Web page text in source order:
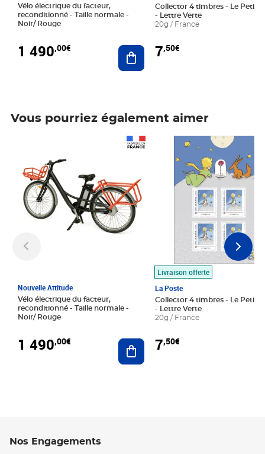
Vélo électrique du facteur,
reconditionné - Taille normale -
Noir/ Rouge
1 490,00€ Ajouter au panier
Collector 4 timbres - Le Petit
- Lettre Verte
20g / France
7,50€
Vous pourriez également aimer
Nouvelle Attitude
Vélo électrique du facteur,
reconditionné - Taille normale -
Noir/ Rouge
1 490,00€ Ajouter au panier
Livraison offerte
La Poste
Collector 4 timbres - Le Petit
- Lettre Verte
20g / France
7,50€
Prix 7,50€
Nos Engagements